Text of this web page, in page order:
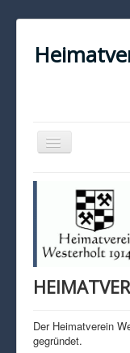
Navigation
an/aus
KONTAKT
IMPRESSUM
DATENSCHUTZ
Der Heimatverein
gegründet.